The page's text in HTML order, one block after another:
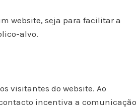
website, seja para facilitar a
alvo.
visitantes do website. Ao
incentiva a comunicação